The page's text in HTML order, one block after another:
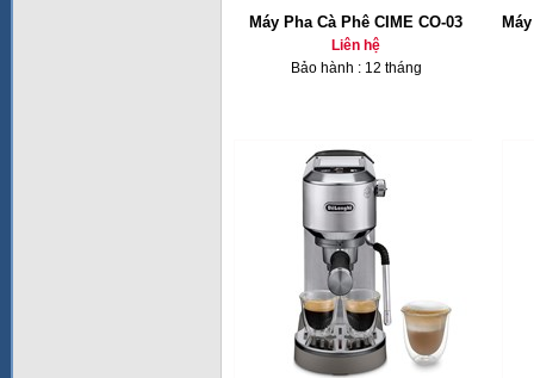
Máy Pha Cà Phê CIME CO-03
Liên hệ
Bảo hành : 12 tháng